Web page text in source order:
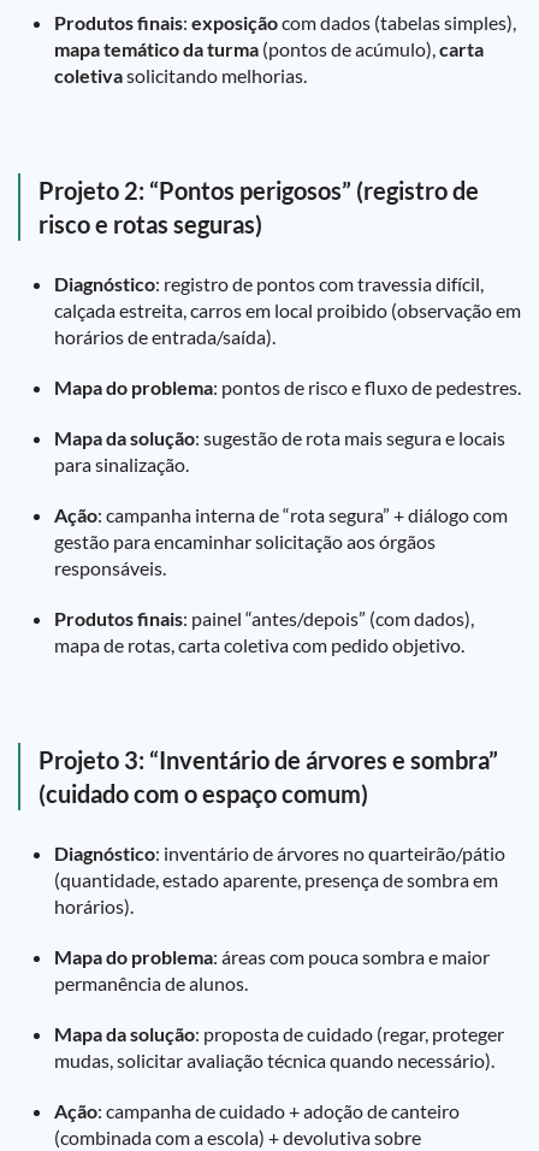
Produtos finais: exposiçãocom dados (tabelas simples),
mapa temático da turma (pontos de acúmulo),carta
coletivasolicitando melhorias.
Projeto 2: “Pontos perigosos” (registro de
risco e rotas seguras)
Diagnóstico: registro de pontos com travessia difícil,
calçada estreita, carros em local proibido (observação em
horários de entrada/saída).
Mapa do problema: pontos de risco e fluxo de pedestres.
Mapa da solução: sugestão de rota mais segura e locais
para sinalização.
Ação: campanha interna de “rota segura” + diálogo com
gestão para encaminhar solicitação aos órgãos
responsáveis.
Produtos finais: painel “antes/depois” (com dados),
mapa de rotas, carta coletiva com pedido objetivo.
Projeto 3: “Inventário de árvores e sombra”
(cuidado com o espaço comum)
Diagnóstico: inventário de árvores no quarteirão/pátio
(quantidade, estado aparente, presença de sombra em
horários).
Mapa do problema: áreas com pouca sombra e maior
permanência de alunos.
Mapa da solução: proposta de cuidado (regar, proteger
mudas, solicitar avaliação técnica quando necessário).
Ação: campanha de cuidado + adoção de canteiro
(combinada com a escola) + devolutiva sobre